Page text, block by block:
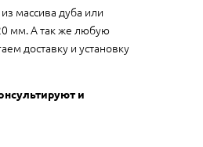
массива дуба или
мм. А так же любую
доставку и установку
и